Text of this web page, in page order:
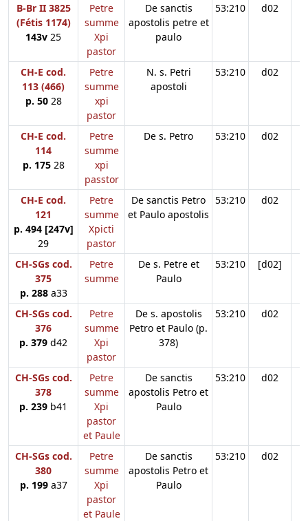
B-Br II 3825
(Fétis 1174)
143v 25
Petre
summe
Xpi
pastor
De sanctis
apostolis petre et
paulo
53:210 d02
CH-E cod.
113 (466)
p. 5028
Petre
summe
xpi
pastor
N. s. Petri
apostoli
53:210 d02
CH-E cod.
114
p. 17528
Petre
summe
xpi
passtor
De s. Petro 53:210 d02
CH-E cod.
121
p. 494 [247v]
29
Petre
summe
Xpicti
pastor
De sanctis Petro
et Paulo apostolis
53:210 d02
CH-SGs cod.
375
p. 288a33
Petre
summe
De s. Petre et
Paulo
53:210 [d02]
CH-SGs cod.
376
p. 379 d42
Petre
summe
Xpi
pastor
De s. apostolis
Petro et Paulo (p.
378)
53:210 d02
CH-SGs cod.
378
p. 239 b41
Petre
summe
Xpi
pastor
et Paule
De sanctis
apostolis Petro et
Paulo
53:210 d02
CH-SGs cod.
380
p. 199a37
Petre
summe
Xpi
pastor
et Paule
De sanctis
apostolis Petro et
Paulo
53:210 d02